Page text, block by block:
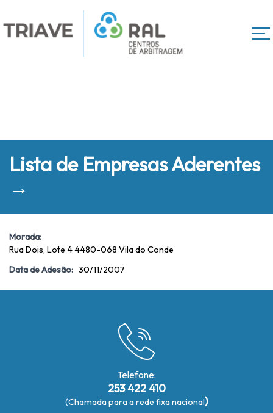
Lista de Empresas Aderentes
→
Morada:
Rua Dois, Lote 4 4480-068 Vila do Conde
Data de Adesão: 30/11/2007
Telefone:
253 422 410
(Chamada para a rede fixa nacional)